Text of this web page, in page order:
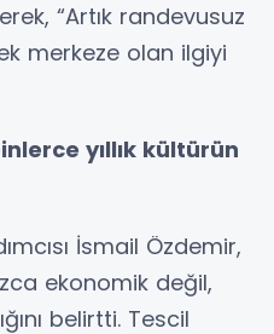
“Artık randevusuz
merkeze olan ilgiyi
yıllık kültürün
İsmail Özdemir,
ekonomik değil,
belirtti. Tescil